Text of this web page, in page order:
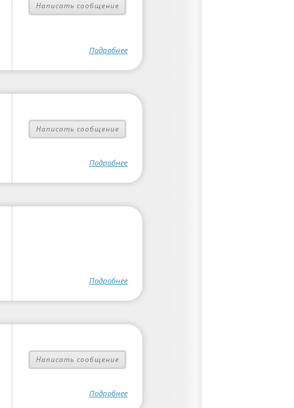
Написать сообщение
Подробнее
Написать сообщение
Подробнее
Подробнее
Написать сообщение
Подробнее